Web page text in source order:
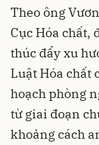
Theo ông
Cục Hóa chất,
thúc đẩy xu
Luật Hóa chất
hoạch phòng
từ giai đoạn
khoảng cách